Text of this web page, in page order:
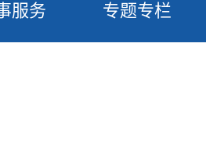
服务 专题专栏